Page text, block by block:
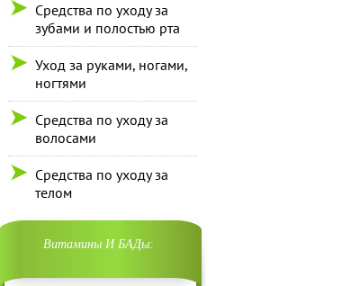
Средства по уходу за
зубами и полостью рта
Уход за руками, ногами,
ногтями
Средства по уходу за
волосами
Средства по уходу за
телом
Витамины И БАДы: